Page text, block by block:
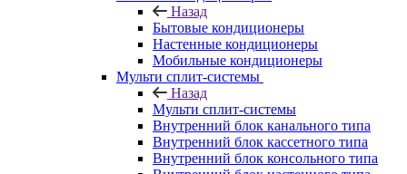
Назад
Бытовые кондиционеры
Настенные кондиционеры
Мобильные кондиционеры
Мульти сплит-системы
Назад
Мульти сплит-системы
Внутренний блок канального типа
Внутренний блок кассетного типа
Внутренний блок консольного типа